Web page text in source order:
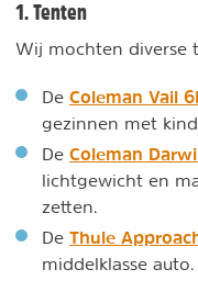
1. Tenten
Wij mochten diverse
De Coleman Vail
gezinnen met
De Coleman
lichtgewicht en
zetten.
De Thule
middelklasse auto.